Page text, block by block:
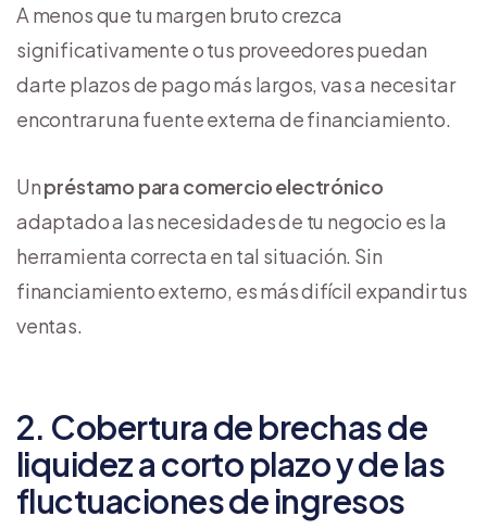
A menos que tu margen bruto crezca
significativamente o tus proveedores puedan
darte plazos de pago más largos, vas a necesitar
encontrar una fuente externa de financiamiento.
Unpréstamo para comercio electrónico
adaptado a las necesidades de tu negocio es la
herramienta correcta en tal situación. Sin
financiamiento externo, es más difícil expandir tus
ventas.
2. Cobertura de brechas de
liquidez a corto plazo y de las
fluctuaciones de ingresos